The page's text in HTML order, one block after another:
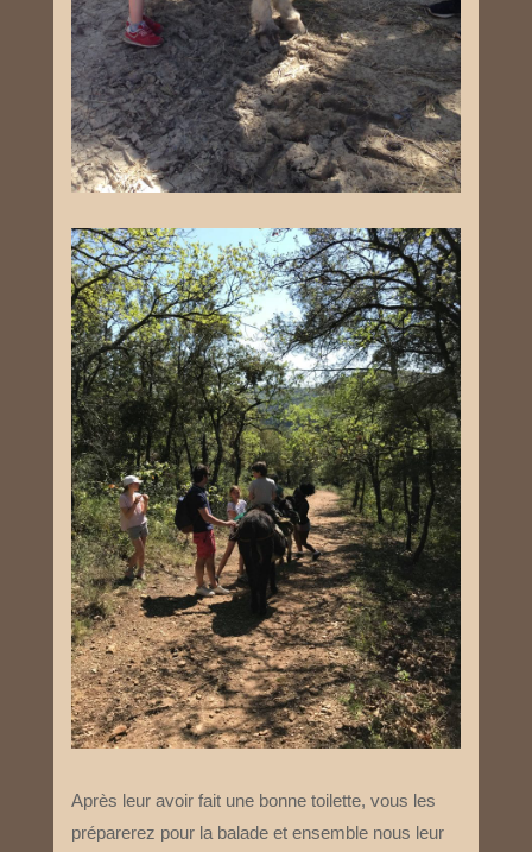
Après leur avoir fait une bonne toilette, vous les
préparerez pour la balade et ensemble nous leur